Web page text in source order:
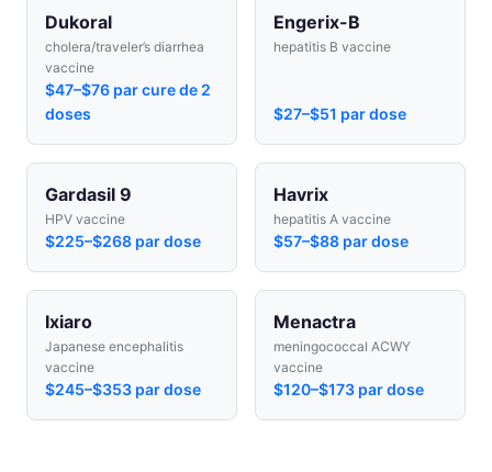
Dukoral
cholera/traveler’s diarrhea
vaccine
$47–$76 par cure de 2
doses
Engerix-B
hepatitis B vaccine
$27–$51 par dose
Gardasil 9
HPV vaccine
$225–$268 par dose
Havrix
hepatitis A vaccine
$57–$88 par dose
Ixiaro
Japanese encephalitis
vaccine
$245–$353 par dose
Menactra
meningococcal ACWY
vaccine
$120–$173 par dose